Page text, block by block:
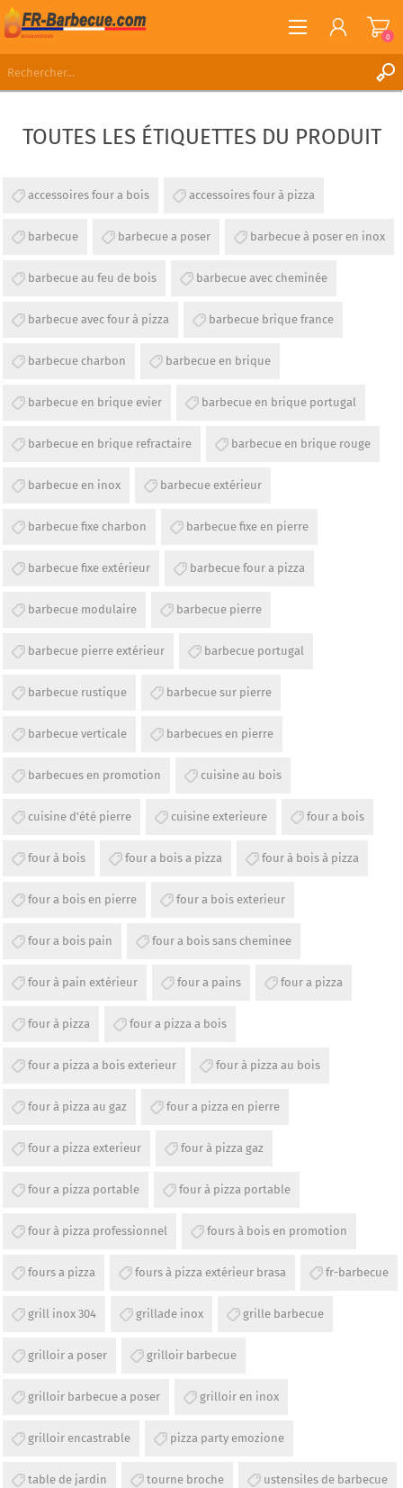
CONNEXION
0
TOUTES LES ÉTIQUETTES DU PRODUIT
accessoires four a bois accessoires four à pizza
barbecue barbecue a poser barbecue à poser en inox
barbecue au feu de bois barbecue avec cheminée
barbecue avec four à pizza barbecue brique france
barbecue charbon barbecue en brique
barbecue en brique evier barbecue en brique portugal
barbecue en brique refractaire barbecue en brique rouge
barbecue en inox barbecue extérieur
barbecue fixe charbon barbecue fixe en pierre
barbecue fixe extérieur barbecue four a pizza
barbecue modulaire barbecue pierre
barbecue pierre extérieur barbecue portugal
barbecue rustique barbecue sur pierre
barbecue verticale barbecues en pierre
barbecues en promotion cuisine au bois
cuisine d'été pierre cuisine exterieure four a bois
four à bois four a bois a pizza four à bois à pizza
four a bois en pierre four a bois exterieur
four a bois pain four a bois sans cheminee
four à pain extérieur four a pains four a pizza
four à pizza four a pizza a bois
four a pizza a bois exterieur four à pizza au bois
four à pizza au gaz four a pizza en pierre
four a pizza exterieur four à pizza gaz
four a pizza portable four à pizza portable
four à pizza professionnel fours à bois en promotion
fours a pizza fours à pizza extérieur brasa fr-barbecue
grill inox 304 grillade inox grille barbecue
grilloir a poser grilloir barbecue
grilloir barbecue a poser grilloir en inox
grilloir encastrable pizza party emozione
table de jardin tourne broche ustensiles de barbecue